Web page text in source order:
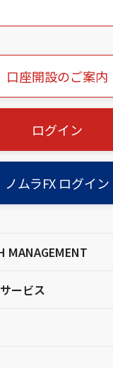
口座開設のご案内
ログイン
ノムラFX ログイン
MANAGEMENT
ービス